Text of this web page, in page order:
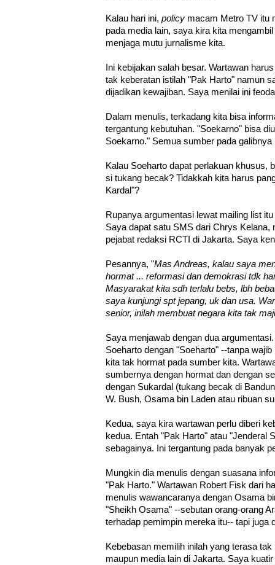
Kalau hari ini, policy macam Metro TV itu
pada media lain, saya kira kita
menjaga mutu jurnalisme kita.
Ini kebijakan salah besar. Wartawan
tak keberatan istilah "Pak Harto" namun
dijadikan kewajiban. Saya menilai ini
Dalam menulis, terkadang kita bisa
tergantung kebutuhan. "Soekarno" bisa
Soekarno." Semua sumber pada
Kalau Soeharto dapat perlakuan khusus,
si tukang becak? Tidakkah kita harus
Kardal"?
Rupanya argumentasi lewat mailing list
Saya dapat satu SMS dari Chrys Kelana,
pejabat redaksi RCTI di Jakarta. Saya
Pesannya, "Mas Andreas, kalau saya
hormat ... reformasi dan demokrasi tdk
Masyarakat kita sdh terlalu bebs, lbh
saya kunjungi spt jepang, uk dan usa.
senior, inilah membuat negara kita tak
Saya menjawab dengan dua
Soeharto dengan "Soeharto" --tanpa
kita tak hormat pada sumber kita.
sumbernya dengan hormat dan dengan
dengan Sukardal (tukang becak di
W. Bush, Osama bin Laden atau ribuan
Kedua, saya kira wartawan perlu diberi
kedua. Entah "Pak Harto" atau "Jenderal
sebagainya. Ini tergantung pada banyak
Mungkin dia menulis dengan suasana
"Pak Harto." Wartawan Robert Fisk dari
menulis wawancaranya dengan Osama
"Sheikh Osama" --sebutan orang-orang
terhadap pemimpin mereka itu-- tapi juga
Kebebasan memilih inilah yang terasa
maupun media lain di Jakarta. Saya